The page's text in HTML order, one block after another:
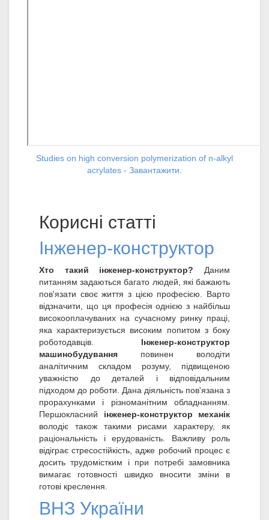
Studies on high conversion polymerization of n-alkyl
acrylates - Завантажити.
Корисні статті
Інженер-конструктор
Хто такий інженер-конструктор? Даним
питанням задаються багато людей, які бажають
пов'язати своє життя з цією професією. Варто
відзначити, що ця професія однією з найбільш
високооплачуваних на сучасному ринку праці,
яка характеризується високим попитом з боку
роботодавців. Інженер-конструктор
машинобудування повинен володіти
аналітичним складом розуму, підвищеною
уважністю до деталей і відповідальним
підходом до роботи. Дана діяльність пов'язана з
прорахунками і різноманітним обладнанням.
Першокласний інженер-конструктор механік
володіє також такими рисами характеру, як
раціональність і ерудованість. Важливу роль
відіграє стресостійкість, адже робочий процес є
досить трудомістким і при потребі замовника
вимагає готовності швидко вносити зміни в
готові креслення.
ВНЗ України